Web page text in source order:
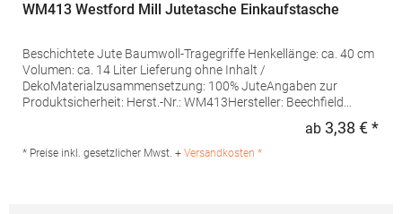
WM413 Westford Mill Jutetasche Einkaufstasche
Beschichtete Jute Baumwoll-Tragegriffe Henkellänge: ca. 40 cm
Volumen: ca. 14 Liter Lieferung ohne Inhalt /
DekoMaterialzusammensetzung: 100% JuteAngaben zur
Produktsicherheit: Herst.-Nr.: WM413Hersteller: Beechfield
ab 3,38 € *
* Preise inkl. gesetzlicher Mwst. + Versandkosten *